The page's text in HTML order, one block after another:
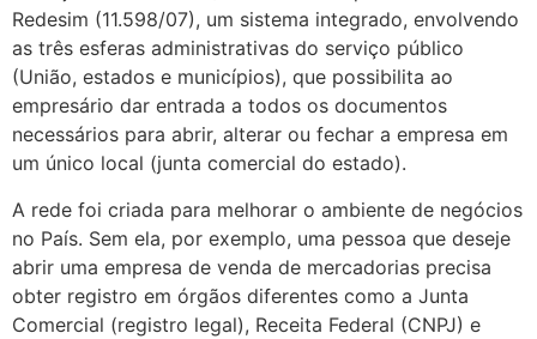
Redesim (11.598/07), um sistema integrado, envolvendo
as três esferas administrativas do serviço público
(União, estados e municípios), que possibilita ao
empresário dar entrada a todos os documentos
necessários para abrir, alterar ou fechar a empresa em
um único local (junta comercial do estado).
A rede foi criada para melhorar o ambiente de negócios
no País. Sem ela, por exemplo, uma pessoa que deseje
abrir uma empresa de venda de mercadorias precisa
obter registro em órgãos diferentes como a Junta
Comercial (registro legal), Receita Federal (CNPJ) e